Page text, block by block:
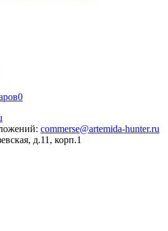
0
commerse@artemida-hunter.ru
д.11, корп.1